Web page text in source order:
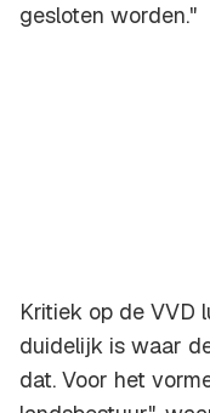
gesloten worden."
Kritiek op de VVD
duidelijk is waar
dat. Voor het